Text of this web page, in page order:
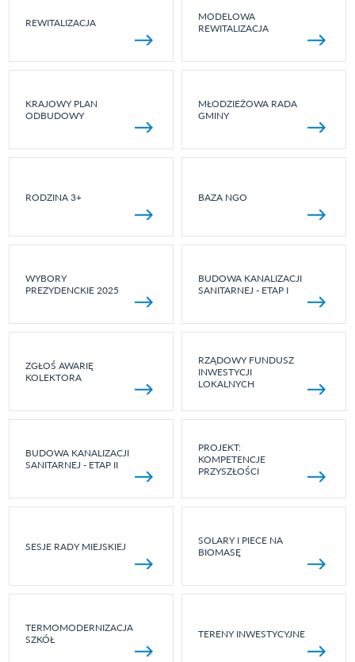
REWITALIZACJA
MODELOWA
REWITALIZACJA
KRAJOWY PLAN
ODBUDOWY
MŁODZIEŻOWA RADA
GMINY
RODZINA 3+ BAZA NGO
WYBORY
PREZYDENCKIE 2025
BUDOWA KANALIZACJI
SANITARNEJ - ETAP I
ZGŁOŚ AWARIĘ
KOLEKTORA
RZĄDOWY FUNDUSZ
INWESTYCJI
LOKALNYCH
BUDOWA KANALIZACJI
SANITARNEJ - ETAP II
PROJEKT:
KOMPETENCJE
PRZYSZŁOŚCI
SESJE RADY MIEJSKIEJ
SOLARY I PIECE NA
BIOMASĘ
TERMOMODERNIZACJA
SZKÓŁ
TERENY INWESTYCYJNE